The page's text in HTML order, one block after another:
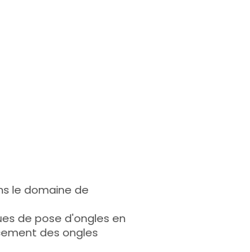
le domaine de
de pose d'ongles en
des ongles